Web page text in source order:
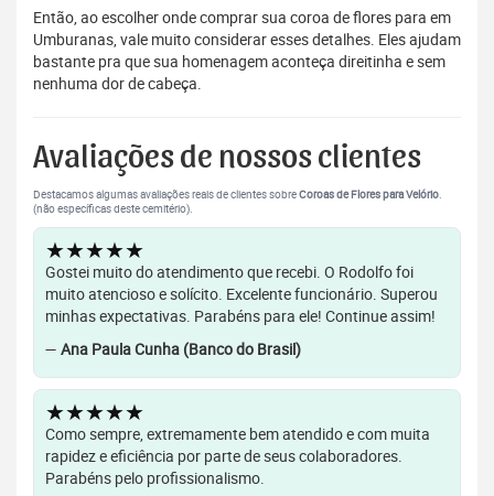
Então, ao escolher onde comprar sua coroa de flores para em
Umburanas, vale muito considerar esses detalhes. Eles ajudam
bastante pra que sua homenagem aconteça direitinha e sem
nenhuma dor de cabeça.
Avaliações de nossos clientes
Destacamos algumas avaliações reais de clientes sobreCoroas de Flores para Velório.
(não específicas deste cemitério).
★★★★★
Gostei muito do atendimento que recebi. O Rodolfo foi
muito atencioso e solícito. Excelente funcionário. Superou
minhas expectativas. Parabéns para ele! Continue assim!
— Ana Paula Cunha (Banco do Brasil)
★★★★★
Como sempre, extremamente bem atendido e com muita
rapidez e eficiência por parte de seus colaboradores.
Parabéns pelo profissionalismo.